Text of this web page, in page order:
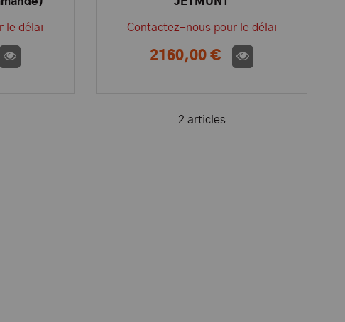
le délai Contactez-nous pour le délai
2160,00 €
2 articles